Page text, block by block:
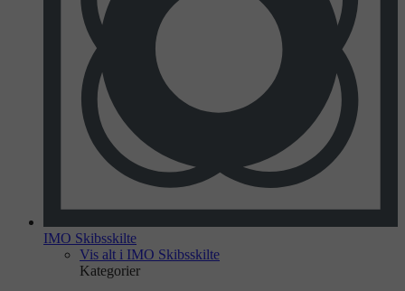
IMO Skibsskilte
Vis alt i IMO Skibsskilte
Kategorier